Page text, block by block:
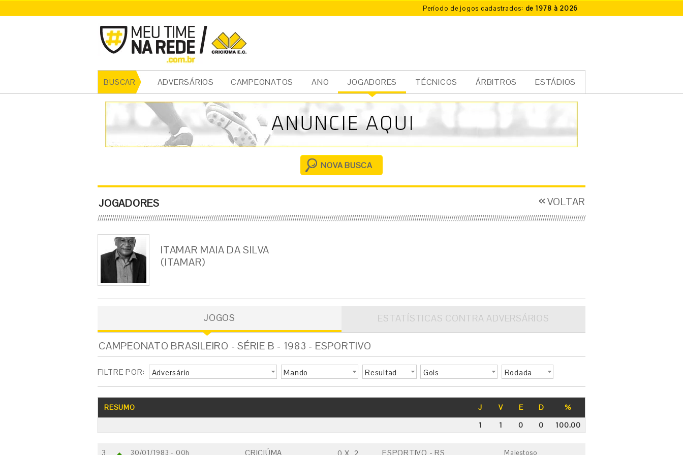
Período de jogos cadastrados: de 1978 à 2026
BUSCAR ADVERSÁRIOS CAMPEONATOS ANO JOGADORES TÉCNICOS ÁRBITROS ESTÁDIOS
cia
l
NOVA BUSCA
JOGADORES VOLTAR
ITAMAR MAIA DA SILVA
(ITAMAR)
JOGOS ESTATÍSTICAS CONTRA ADVERSÁRIOS
CAMPEONATO BRASILEIRO - SÉRIE B - 1983 - ESPORTIVO
FILTRE POR: Adversário Mando
Resultad
Gols Rodada
RESUMO J V E D
%
1
1 0 0 100.00
3 30/01/1983 - 00h CRICIÚMA ESPORTIVO - RS Majestoso